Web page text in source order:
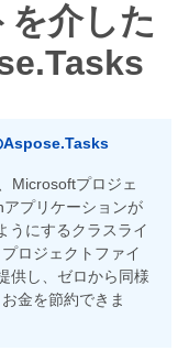
介した
Aspose.Tasks
Microsoftプロジェ
プリケーションが
うにするクラスライ
ロジェクトファイ
供し、ゼロから同様
金を節約できま